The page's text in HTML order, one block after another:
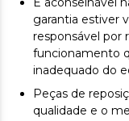
garantia estiver
responsável por
funcionamento
inadequado do
Peças de
qualidade e o